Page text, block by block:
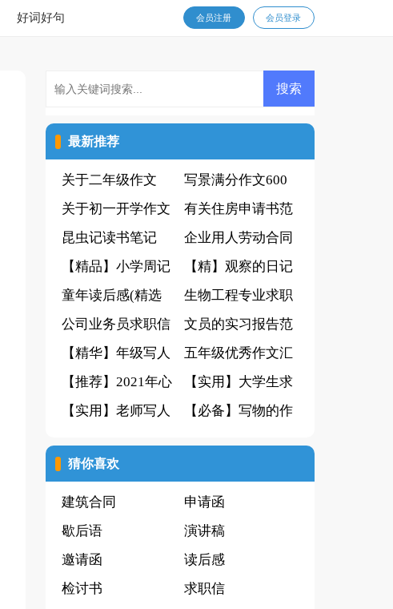
好词好句 会员登录
会员注册
最新推荐
关于二年级作文
300字锦集7篇
写景满分作文600
字集锦六篇
关于初一开学作文
锦集6篇
有关住房申请书范
文锦集八篇
昆虫记读书笔记
【热门】
企业用人劳动合同
【精品】小学周记
集锦6篇
【精】观察的日记
童年读后感(精选
15篇)
生物工程专业求职
信范文锦集八篇
公司业务员求职信
7篇
文员的实习报告范
文汇编六篇
【精华】年级写人
的作文300字汇总
10篇
五年级优秀作文汇
编6篇
【推荐】2021年心
情不好的签名集锦
【实用】大学生求
职信3篇
【实用】老师写人
篇
【必备】写物的作
猜你喜欢
建筑合同
申请函
歇后语
演讲稿
邀请函
读后感
检讨书
求职信